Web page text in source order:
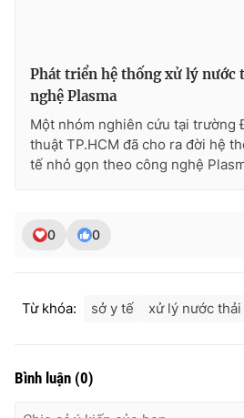
Video
VTV Money VTV
VTV4 Vươn
Liên hệ tòa soạn
Phát triển hệ thống xử lý nước
nghệ Plasma
Một nhóm nghiên cứu tại trường
thuật TP.HCM đã cho ra đời hệ
tế nhỏ gọn theo công nghệ
0 0
Từ khóa: sở y tế xử lý nước thải
Bình luận (0)